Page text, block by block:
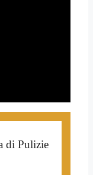
di Pulizie